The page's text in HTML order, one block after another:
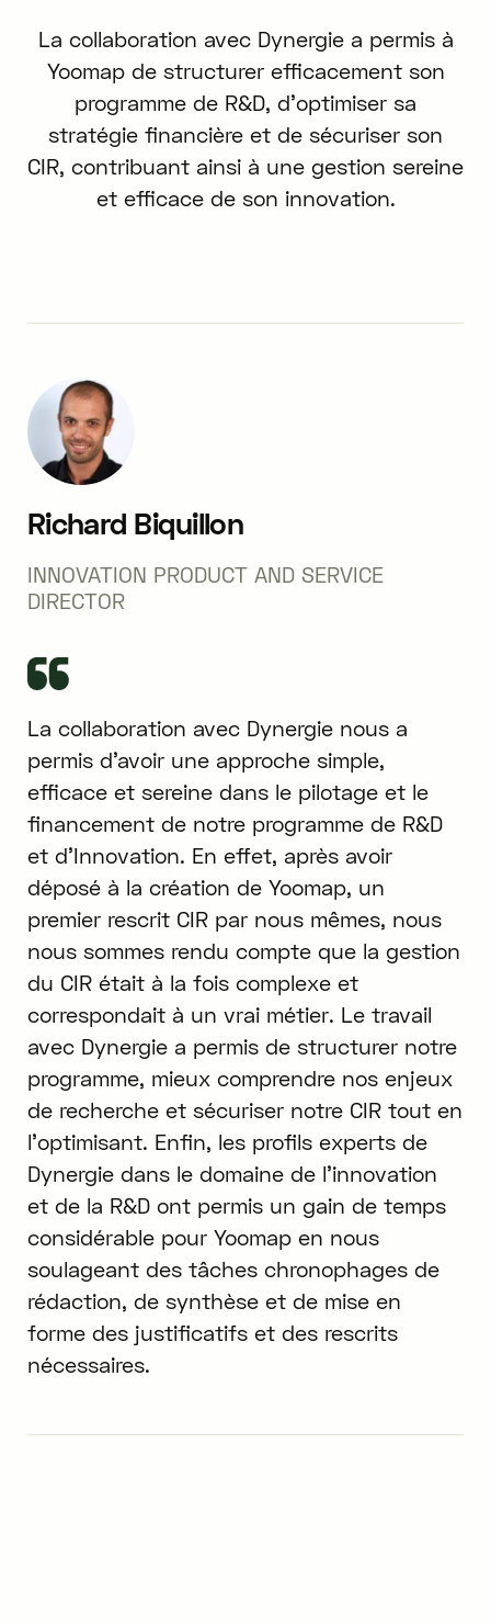
La collaboration avec Dynergie a permis à
Yoomap de structurer efficacement son
programme de R&D, d'optimiser sa
stratégie financière et de sécuriser son
CIR, contribuant ainsi à une gestion sereine
et efficace de son innovation.
Richard Biquillon
INNOVATION PRODUCT AND SERVICE
DIRECTOR
La collaboration avec Dynergie nous a
permis d’avoir une approche simple,
efficace et sereine dans le pilotage et le
financement de notre programme de R&D
et d’Innovation. En effet, après avoir
déposé à la création de Yoomap, un
premier rescrit CIR par nous mêmes, nous
nous sommes rendu compte que la gestion
du CIR était à la fois complexe et
correspondait à un vrai métier. Le travail
avec Dynergie a permis de structurer notre
programme, mieux comprendre nos enjeux
de recherche et sécuriser notre CIR tout en
l’optimisant. Enfin, les profils experts de
Dynergie dans le domaine de l’innovation
et de la R&D ont permis un gain de temps
considérable pour Yoomap en nous
soulageant des tâches chronophages de
rédaction, de synthèse et de mise en
forme des justificatifs et des rescrits
nécessaires.